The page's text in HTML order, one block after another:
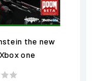
the new
one